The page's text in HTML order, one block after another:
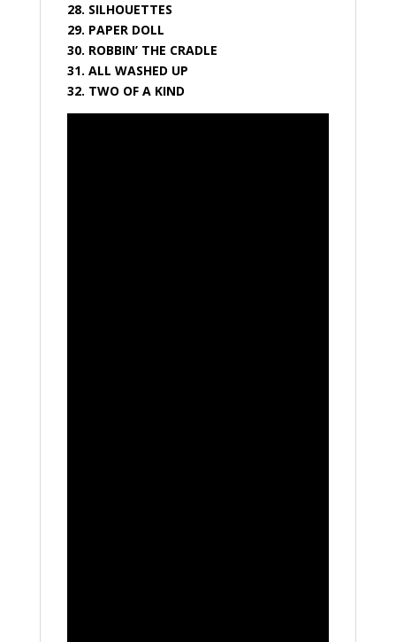
28. SILHOUETTES
29. PAPER DOLL
30. ROBBIN’ THE CRADLE
31. ALL WASHED UP
32. TWO OF A KIND